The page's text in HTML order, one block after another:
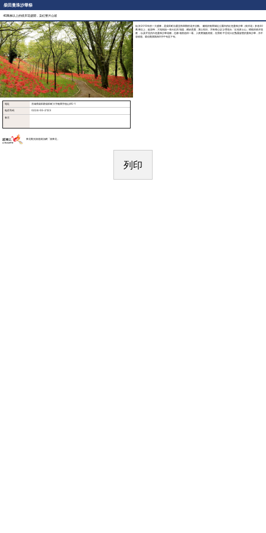
柴田曼珠沙華祭
40萬株以上的彼岸花盛開，染紅整片山坡
始於2013年的一大盛事，是柴田町自夏至秋舉辦的花卉活動。遍植於船岡城址公園內的紅色曼珠沙華（彼岸花）多達40
萬株以上，綻放時，大地宛如一張火紅的地毯，繽紛美麗，賞心悅目。另有精心設計營造出「紅色富士山」模樣的彼岸花
叢，以及罕見的白色曼珠沙華花種，也都相當值得一看。入夜實施點燈後，在黑暗中呈現火紅豔麗姿態的曼珠沙華，亦不
容錯過。最佳觀賞期為9月中旬至下旬。
地址 宮城県柴田郡柴田町大字船岡字舘山95-1
电话号码 0224-55-2123
备注
東北觀光旅遊資訊網「旅東北」
列印